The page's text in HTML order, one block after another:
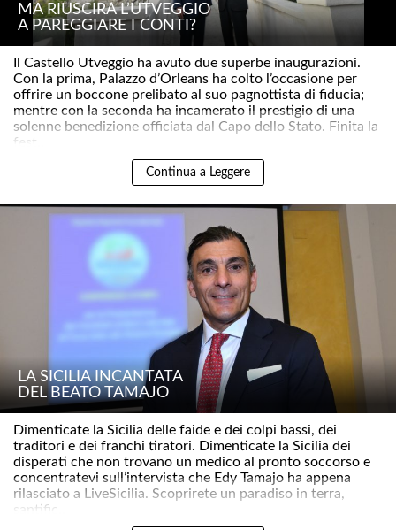
MA RIUSCIRÀ L’UTVEGGIO
A PAREGGIARE I CONTI?
Il Castello Utveggio ha avuto due superbe inaugurazioni.
Con la prima, Palazzo d’Orleans ha colto l’occasione per
offrire un boccone prelibato al suo pagnottista di fiducia;
mentre con la seconda ha incamerato il prestigio di una
solenne benedizione officiata dal Capo dello Stato. Finita la
fest..
Continua a Leggere
LA SICILIA INCANTATA
DEL BEATO TAMAJO
Dimenticate la Sicilia delle faide e dei colpi bassi, dei
traditori e dei franchi tiratori. Dimenticate la Sicilia dei
disperati che non trovano un medico al pronto soccorso e
concentratevi sull’intervista che Edy Tamajo ha appena
rilasciato a LiveSicilia. Scoprirete un paradiso in terra,
santific..